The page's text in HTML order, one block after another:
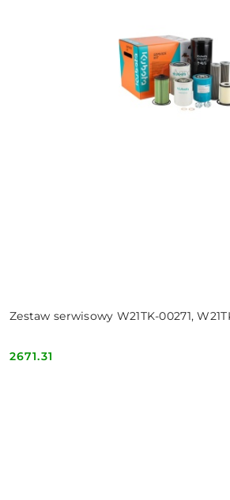
Zestaw serwisowy W21TK-00271,
Cena:
2671.31